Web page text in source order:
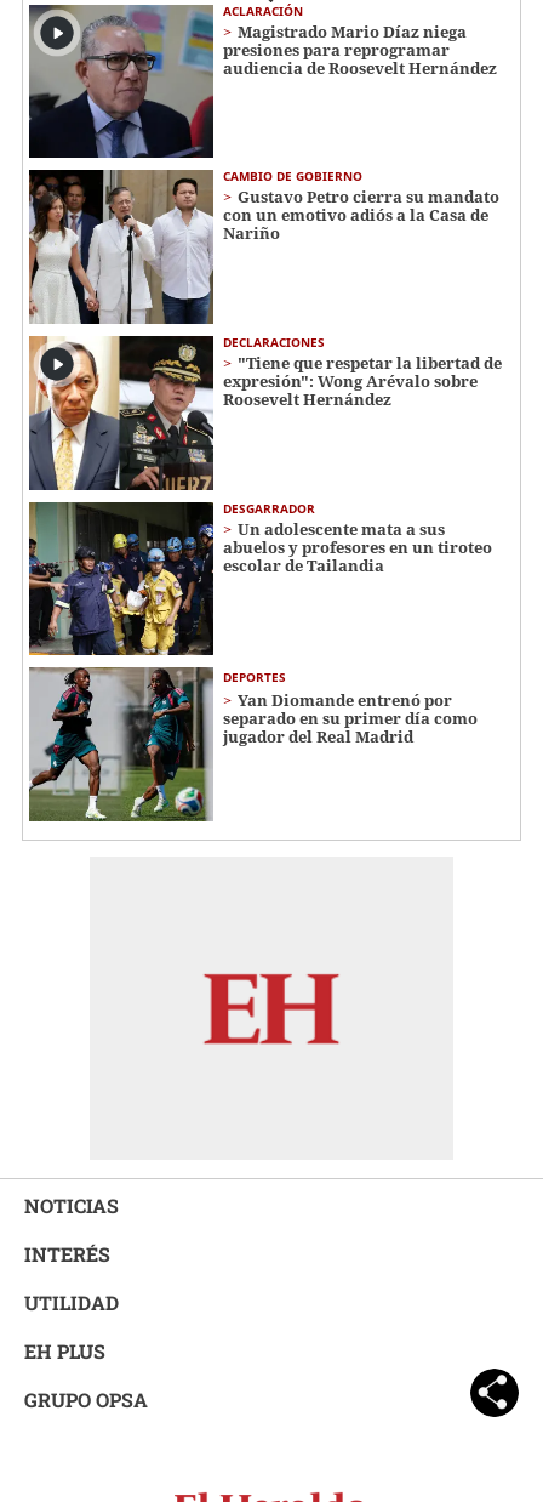
ACLARACIÓN
Magistrado Mario Díaz niega
presiones para reprogramar
audiencia de Roosevelt Hernández
CAMBIO DE GOBIERNO
Gustavo Petro cierra su mandato
con un emotivo adiós a la Casa de
Nariño
DECLARACIONES
"Tiene que respetar la libertad de
expresión": Wong Arévalo sobre
Roosevelt Hernández
DESGARRADOR
Un adolescente mata a sus
abuelos y profesores en un tiroteo
escolar de Tailandia
DEPORTES
Yan Diomande entrenó por
separado en su primer día como
jugador del Real Madrid
NOTICIAS
INTERÉS
UTILIDAD
EH PLUS
GRUPO OPSA